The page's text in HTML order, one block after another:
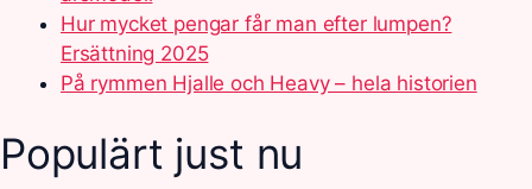
Hur mycket pengar får man efter lumpen?
Ersättning 2025
På rymmen Hjalle och Heavy – hela historien
Populärt just nu